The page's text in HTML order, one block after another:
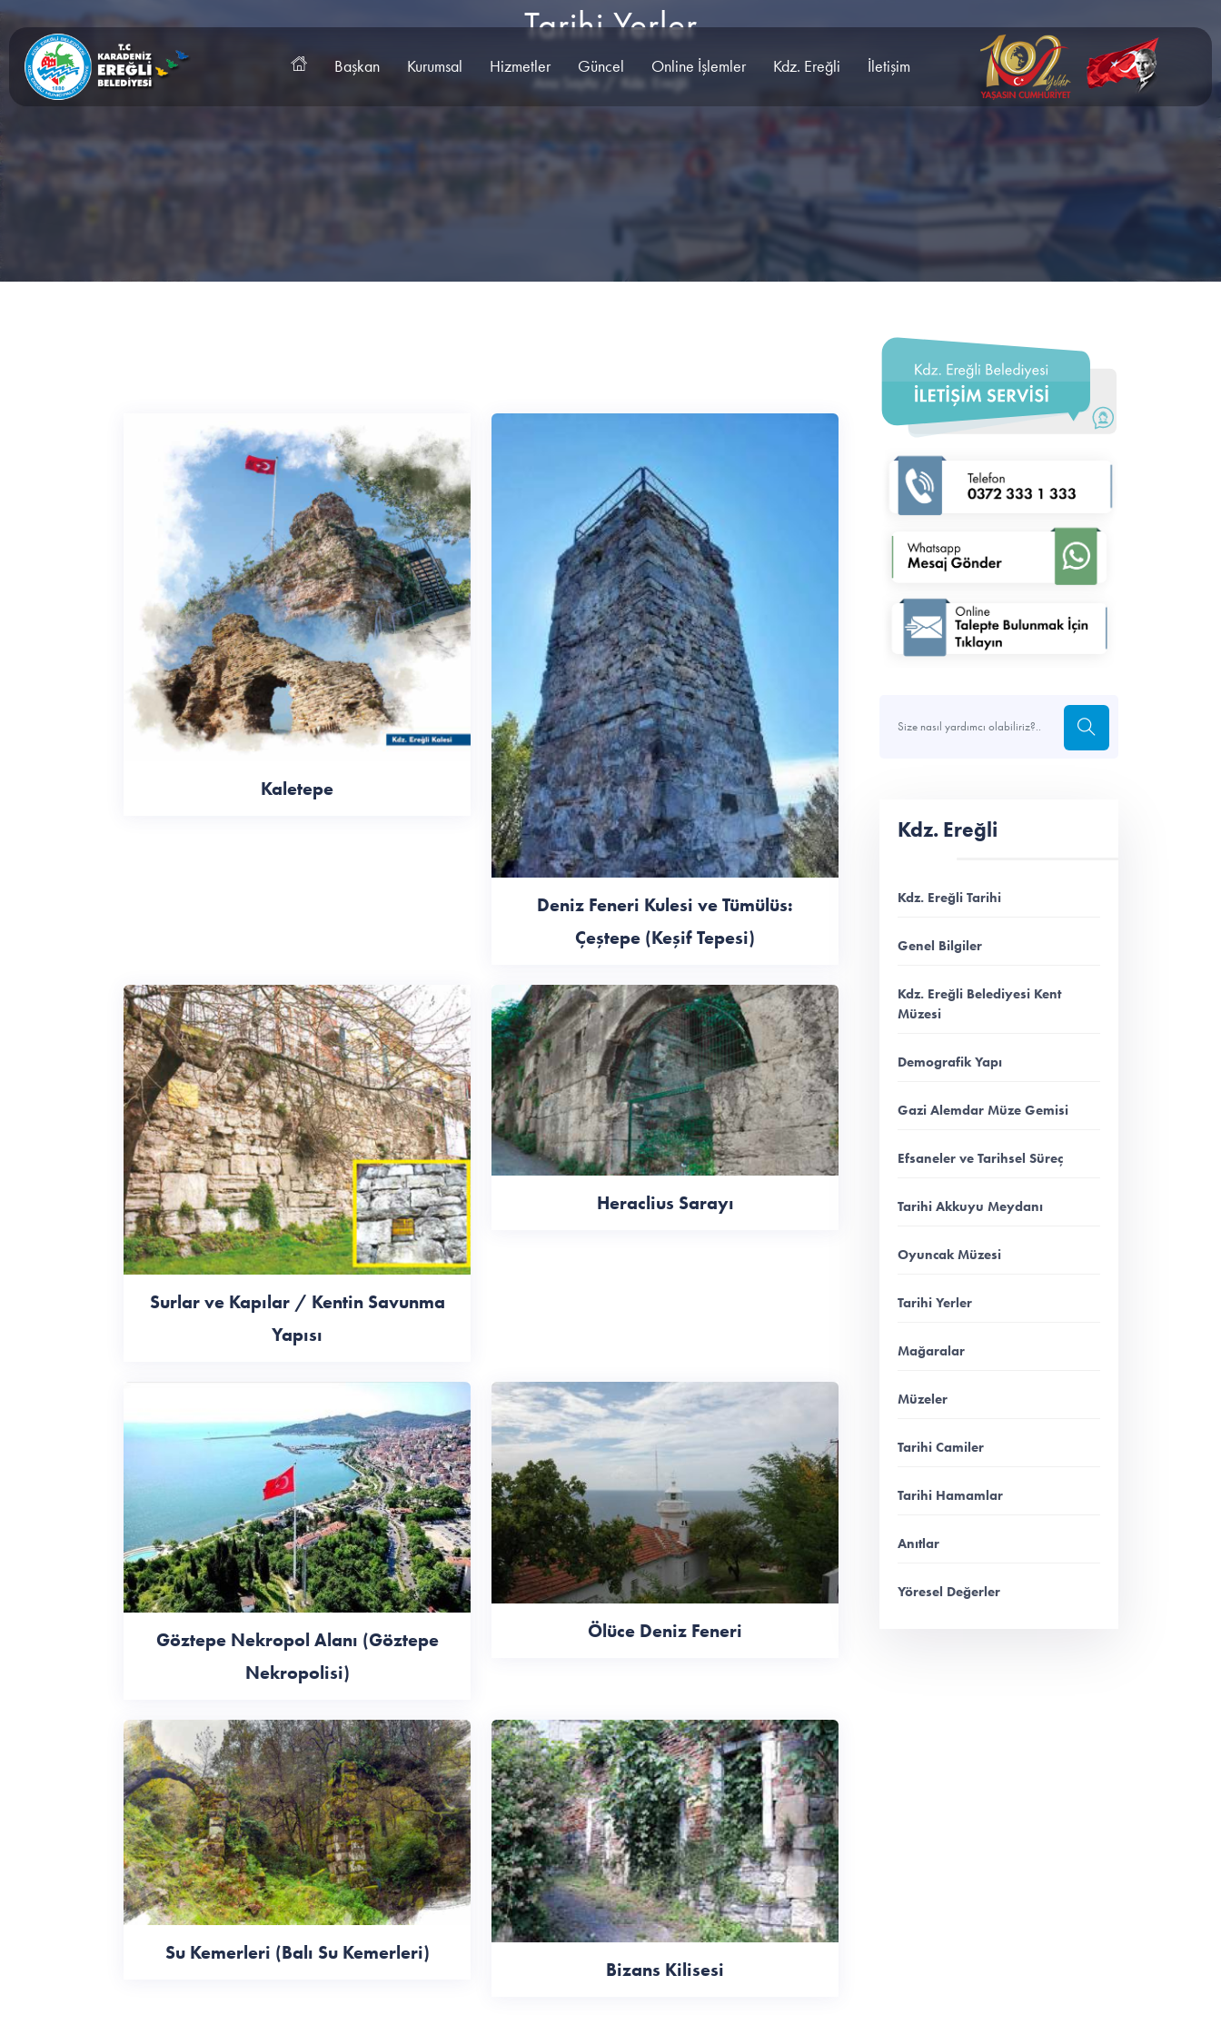
Başkan Kurumsal Hizmetler Güncel Online İşlemler Kdz. Ereğli İletişim
Tarihi Yerler
Ana Sayfa Kdz. Ereğli
Kaletepe
Deniz Feneri Kulesi ve Tümülüs:
Çeştepe (Keşif Tepesi)
Surlar ve Kapılar / Kentin Savunma
Yapısı
Heraclius Sarayı
Göztepe Nekropol Alanı (Göztepe
Nekropolisi)
Ölüce Deniz Feneri
Su Kemerleri (Balı Su Kemerleri)
Bizans Kilisesi
Kdz. Ereğli
Kdz. Ereğli Tarihi
Genel Bilgiler
Kdz. Ereğli Belediyesi Kent
Müzesi
Demografik Yapı
Gazi Alemdar Müze Gemisi
Efsaneler ve Tarihsel Süreç
Tarihi Akkuyu Meydanı
Oyuncak Müzesi
Tarihi Yerler
Mağaralar
Müzeler
Tarihi Camiler
Tarihi Hamamlar
Anıtlar
Yöresel Değerler